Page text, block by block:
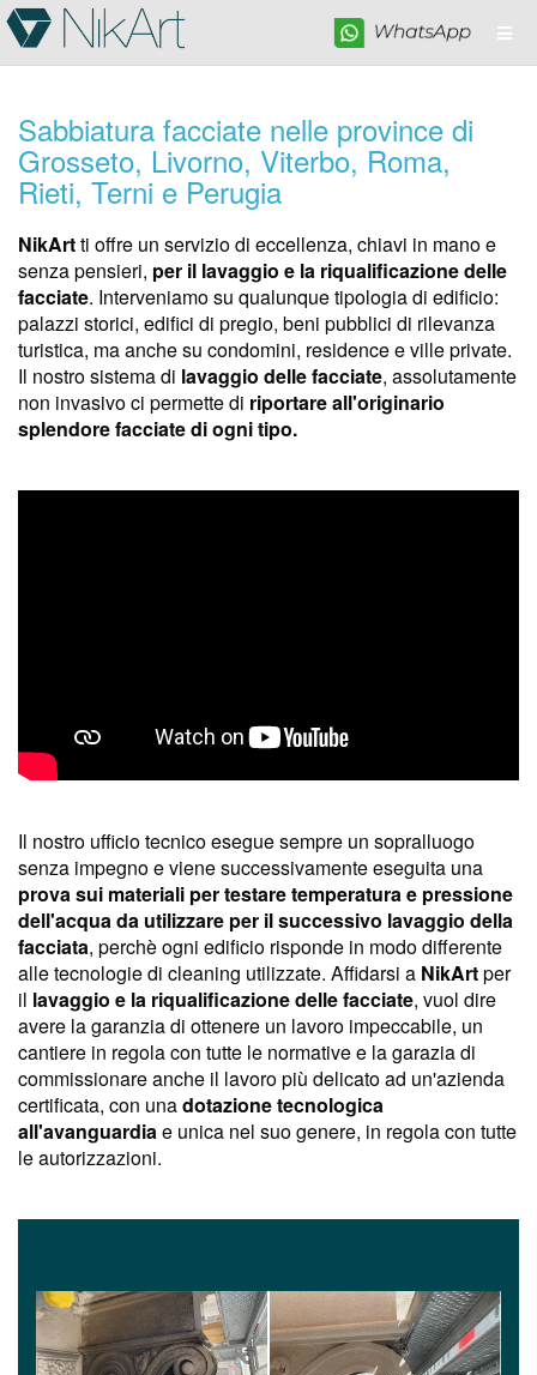
Sabbiatura facciate nelle province di
Grosseto, Livorno, Viterbo, Roma,
Rieti, Terni e Perugia
NikArtti offre un servizio di eccellenza, chiavi in mano e
senza pensieri, per il lavaggio e la riqualificazione delle
facciate. Interveniamo su qualunque tipologia di edificio:
palazzi storici, edifici di pregio, beni pubblici di rilevanza
turistica, ma anche su condomini, residence e ville private.
Il nostro sistema di lavaggio delle facciate, assolutamente
non invasivo ci permette di riportare all'originario
splendore facciate di ogni tipo.
Il nostro ufficio tecnico esegue sempre un sopralluogo
senza impegno e viene successivamente eseguita una
prova sui materiali per testare temperatura e pressione
dell'acqua da utilizzare per il successivo lavaggio della
facciata, perchè ogni edificio risponde in modo differente
alle tecnologie di cleaning utilizzate. Affidarsi a NikArtper
il lavaggio e la riqualificazione delle facciate, vuol dire
avere la garanzia di ottenere un lavoro impeccabile, un
cantiere in regola con tutte le normative e la garazia di
commissionare anche il lavoro più delicato ad un'azienda
certificata, con unadotazione tecnologica
all'avanguardiae unica nel suo genere, in regola con tutte
le autorizzazioni.